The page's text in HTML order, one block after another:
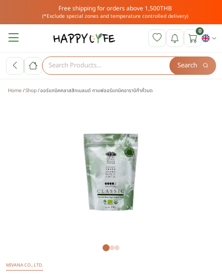
Free shipping for orders above 1,500THB
(*Exclude special zones and temperature controlled delivery)
0
Search
Home Shop ออร์แกนิคคลาสสิกเบลนด์ กาแฟออร์แกนิคอาราบิก้าคั่วบด
MIVANA CO., LTD.